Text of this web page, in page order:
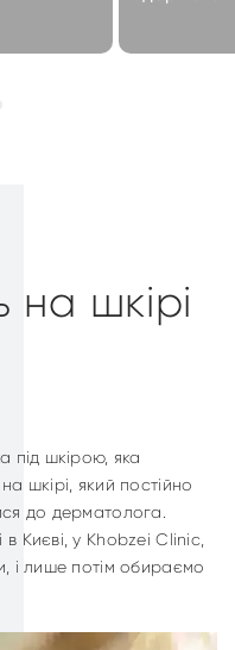
на шкірі
під шкірою, яка
шкірі, який постійно
до дерматолога.
Києві, у Khobzei Clinic,
і лише потім обираємо